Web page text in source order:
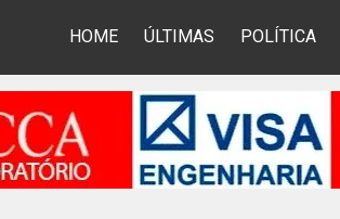
HOME ÚLTIMAS POLÍTICA